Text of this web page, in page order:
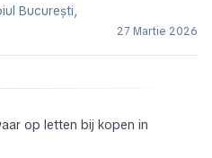
Bucureşti,
27 Martie 2026
op letten bij kopen in